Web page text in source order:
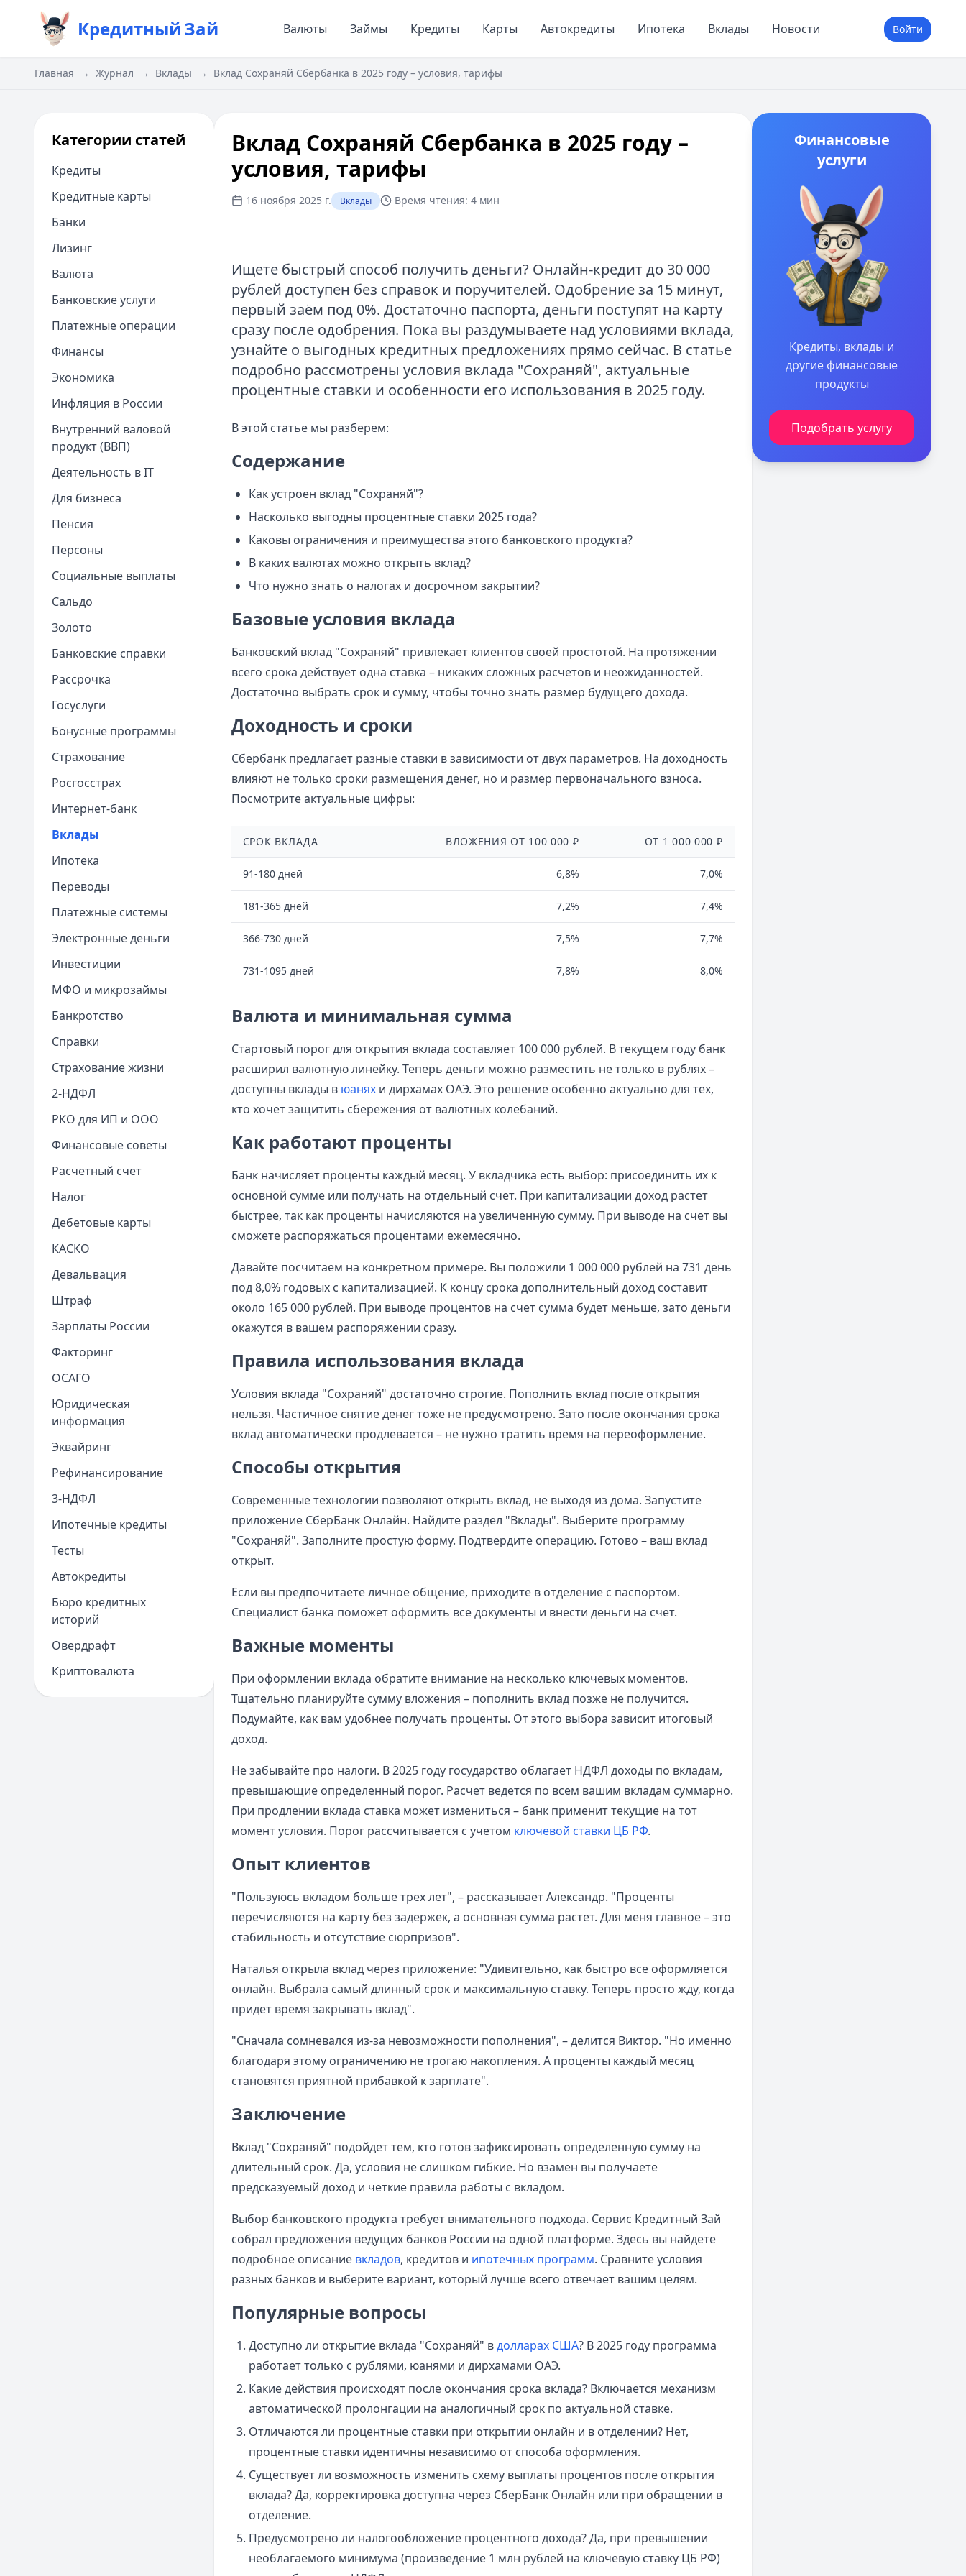
КредитныйЗай Валюты Займы Кредиты Карты Автокредиты Ипотека Вклады Новости Войти
Главная → Журнал → Вклады → Вклад Сохраняй Сбербанка в 2025 году – условия, тарифы
Категории статей
Кредиты
Кредитные карты
Банки
Лизинг
Валюта
Банковские услуги
Платежные операции
Финансы
Экономика
Инфляция в России
Внутренний валовой
продукт (ВВП)
Деятельность в IT
Для бизнеса
Пенсия
Персоны
Социальные выплаты
Сальдо
Золото
Банковские справки
Рассрочка
Госуслуги
Бонусные программы
Страхование
Росгосстрах
Интернет-банк
Вклады
Ипотека
Переводы
Платежные системы
Электронные деньги
Инвестиции
МФО и микрозаймы
Банкротство
Справки
Страхование жизни
2-НДФЛ
РКО для ИП и ООО
Финансовые советы
Расчетный счет
Налог
Дебетовые карты
КАСКО
Девальвация
Штраф
Зарплаты России
Факторинг
ОСАГО
Юридическая
информация
Эквайринг
Рефинансирование
3-НДФЛ
Ипотечные кредиты
Тесты
Автокредиты
Бюро кредитных
историй
Овердрафт
Криптовалюта
Вклад Сохраняй Сбербанка в 2025 году –
условия, тарифы
16 ноября 2025 г. Вклады Время чтения: 4 мин
Ищете быстрый способ получить деньги? Онлайн-кредит до 30 000
рублей доступен без справок и поручителей. Одобрение за 15 минут,
первый заём под 0%. Достаточно паспорта, деньги поступят на карту
сразу после одобрения. Пока вы раздумываете над условиями вклада,
узнайте о выгодных кредитных предложениях прямо сейчас. В статье
подробно рассмотрены условия вклада "Сохраняй", актуальные
процентные ставки и особенности его использования в 2025 году.
В этой статье мы разберем:
Содержание
Как устроен вклад "Сохраняй"?
Насколько выгодны процентные ставки 2025 года?
Каковы ограничения и преимущества этого банковского продукта?
В каких валютах можно открыть вклад?
Что нужно знать о налогах и досрочном закрытии?
Базовые условия вклада
Банковский вклад "Сохраняй" привлекает клиентов своей простотой. На протяжении
всего срока действует одна ставка – никаких сложных расчетов и неожиданностей.
Достаточно выбрать срок и сумму, чтобы точно знать размер будущего дохода.
Доходность и сроки
Сбербанк предлагает разные ставки в зависимости от двух параметров. На доходность
влияют не только сроки размещения денег, но и размер первоначального взноса.
Посмотрите актуальные цифры:
СРОК ВКЛАДА ВЛОЖЕНИЯ ОТ 100 000 ₽ ОТ 1 000 000 ₽
91-180 дней 6,8% 7,0%
181-365 дней 7,2% 7,4%
366-730 дней 7,5% 7,7%
731-1095 дней 7,8% 8,0%
Валюта и минимальная сумма
Стартовый порог для открытия вклада составляет 100 000 рублей. В текущем году банк
расширил валютную линейку. Теперь деньги можно разместить не только в рублях –
доступны вклады в юаняхи дирхамах ОАЭ. Это решение особенно актуально для тех,
кто хочет защитить сбережения от валютных колебаний.
Как работают проценты
Банк начисляет проценты каждый месяц. У вкладчика есть выбор: присоединить их к
основной сумме или получать на отдельный счет. При капитализации доход растет
быстрее, так как проценты начисляются на увеличенную сумму. При выводе на счет вы
сможете распоряжаться процентами ежемесячно.
Давайте посчитаем на конкретном примере. Вы положили 1 000 000 рублей на 731 день
под 8,0% годовых с капитализацией. К концу срока дополнительный доход составит
около 165 000 рублей. При выводе процентов на счет сумма будет меньше, зато деньги
окажутся в вашем распоряжении сразу.
Правила использования вклада
Условия вклада "Сохраняй" достаточно строгие. Пополнить вклад после открытия
нельзя. Частичное снятие денег тоже не предусмотрено. Зато после окончания срока
вклад автоматически продлевается – не нужно тратить время на переоформление.
Способы открытия
Современные технологии позволяют открыть вклад, не выходя из дома. Запустите
приложение СберБанк Онлайн. Найдите раздел "Вклады". Выберите программу
"Сохраняй". Заполните простую форму. Подтвердите операцию. Готово – ваш вклад
открыт.
Если вы предпочитаете личное общение, приходите в отделение с паспортом.
Специалист банка поможет оформить все документы и внести деньги на счет.
Важные моменты
При оформлении вклада обратите внимание на несколько ключевых моментов.
Тщательно планируйте сумму вложения – пополнить вклад позже не получится.
Подумайте, как вам удобнее получать проценты. От этого выбора зависит итоговый
доход.
Не забывайте про налоги. В 2025 году государство облагает НДФЛ доходы по вкладам,
превышающие определенный порог. Расчет ведется по всем вашим вкладам суммарно.
При продлении вклада ставка может измениться – банк применит текущие на тот
момент условия. Порог рассчитывается с учетом ключевой ставки ЦБ РФ.
Опыт клиентов
"Пользуюсь вкладом больше трех лет", – рассказывает Александр. "Проценты
перечисляются на карту без задержек, а основная сумма растет. Для меня главное – это
стабильность и отсутствие сюрпризов".
Наталья открыла вклад через приложение: "Удивительно, как быстро все оформляется
онлайн. Выбрала самый длинный срок и максимальную ставку. Теперь просто жду, когда
придет время закрывать вклад".
"Сначала сомневался из-за невозможности пополнения", – делится Виктор. "Но именно
благодаря этому ограничению не трогаю накопления. А проценты каждый месяц
становятся приятной прибавкой к зарплате".
Заключение
Вклад "Сохраняй" подойдет тем, кто готов зафиксировать определенную сумму на
длительный срок. Да, условия не слишком гибкие. Но взамен вы получаете
предсказуемый доход и четкие правила работы с вкладом.
Выбор банковского продукта требует внимательного подхода. Сервис Кредитный Зай
собрал предложения ведущих банков России на одной платформе. Здесь вы найдете
подробное описание вкладов, кредитов и ипотечных программ. Сравните условия
разных банков и выберите вариант, который лучше всего отвечает вашим целям.
Популярные вопросы
Доступно ли открытие вклада "Сохраняй" вдолларах США? В 2025 году программа
работает только с рублями, юанями и дирхамами ОАЭ.
Какие действия происходят после окончания срока вклада? Включается механизм
автоматической пролонгации на аналогичный срок по актуальной ставке.
Отличаются ли процентные ставки при открытии онлайн и в отделении? Нет,
процентные ставки идентичны независимо от способа оформления.
Существует ли возможность изменить схему выплаты процентов после открытия
вклада? Да, корректировка доступна через СберБанк Онлайн или при обращении в
отделение.
Предусмотрено ли налогообложение процентного дохода? Да, при превышении
необлагаемого минимума (произведение 1 млн рублей на ключевую ставку ЦБ РФ)
Финансовые
услуги
Кредиты, вклады и
другие финансовые
продукты
Подобрать услугу